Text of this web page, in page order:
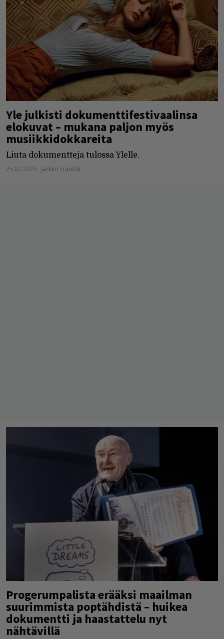
Yle julkisti dokumenttifestivaalinsa
elokuvat – mukana paljon myös
musiikkidokkareita
Liuta dokumentteja tulossa Ylelle.
25.02.2025 Jarkko Fräntilä
Progerumpalista erääksi maailman
suurimmista poptähdistä – huikea
dokumentti ja haastattelu nyt
nähtävillä